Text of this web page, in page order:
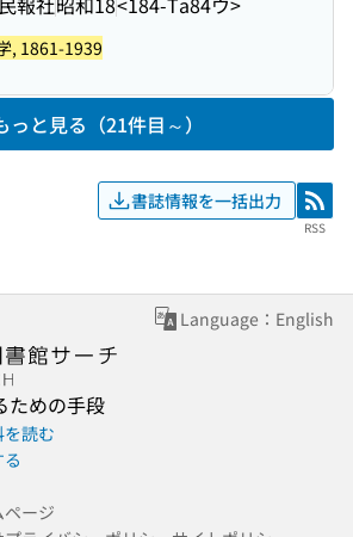
, 1861-1939
っと見る（21件目～）
書誌情報を一括出力 RSS
RSS
Language：English
ための手段
読む
ージ